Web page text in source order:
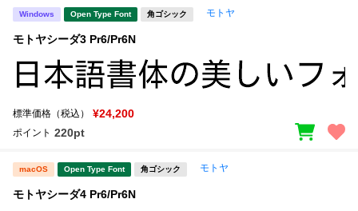
Windows Open Type Font 角ゴシック モトヤ
モトヤシーダ3 Pr6/Pr6N
標準価格（税込） ¥24,200
ポイント 220pt
macOS Open Type Font 角ゴシック モトヤ
モトヤシーダ4 Pr6/Pr6N